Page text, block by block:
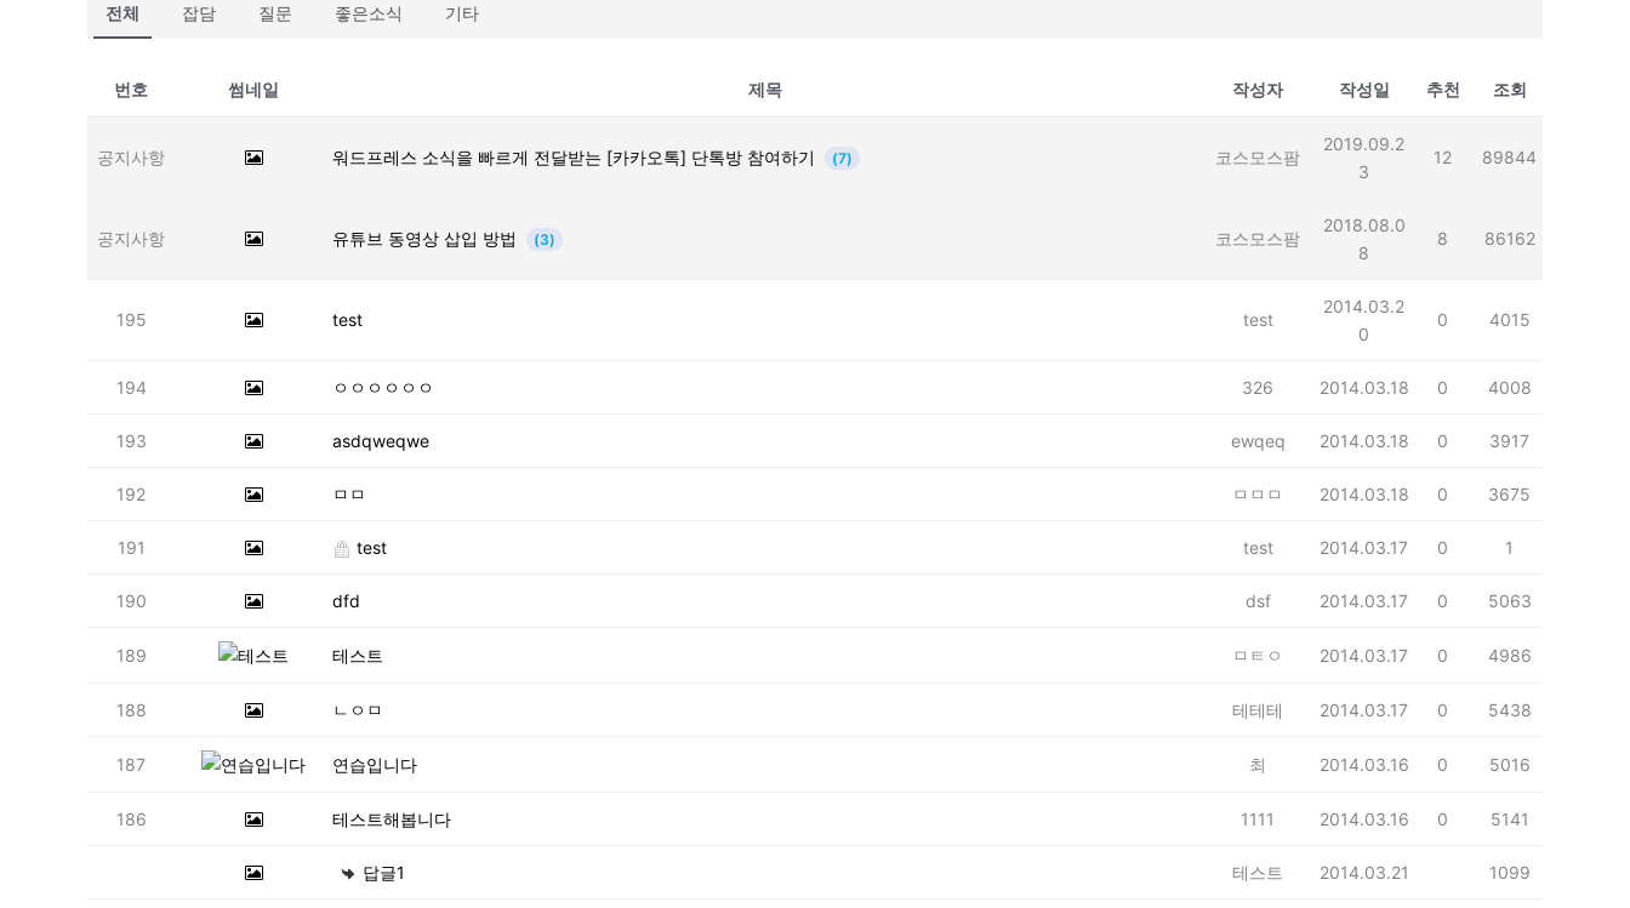
전체 잡담 질문 좋은소식 기타
번호 썸네일 제목 작성자 작성일 추천 조회
공지사항 워드프레스 소식을 빠르게 전달받는 [카카오톡] 단톡방 참여하기 (7) 코스모스팜
2019.09.2
3
12 89844
공지사항 유튜브 동영상 삽입 방법 (3) 코스모스팜
2018.08.0
8
8 86162
195 test test
2014.03.2
0
0 4015
194 ㅇㅇㅇㅇㅇㅇ 326 2014.03.18 0 4008
193 asdqweqwe ewqeq 2014.03.18 0 3917
192 ㅁㅁ ㅁㅁㅁ 2014.03.18 0 3675
191 test test 2014.03.17 0 1
190 dfd dsf 2014.03.17 0 5063
189 테스트 ㅁㅌㅇ 2014.03.17 0 4986
188 ㄴㅇㅁ 테테테 2014.03.17 0 5438
187 연습입니다 최 2014.03.16 0 5016
186 테스트해봅니다 1111 2014.03.16 0 5141
답글1 테스트 2014.03.21 1099